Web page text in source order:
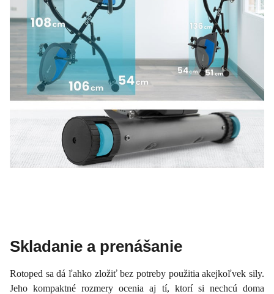
Skladanie a prenášanie
Rotoped sa dá ľahko zložiť bez potreby použitia akejkoľvek sily.
Jeho kompaktné rozmery ocenia aj tí, ktorí si nechcú doma